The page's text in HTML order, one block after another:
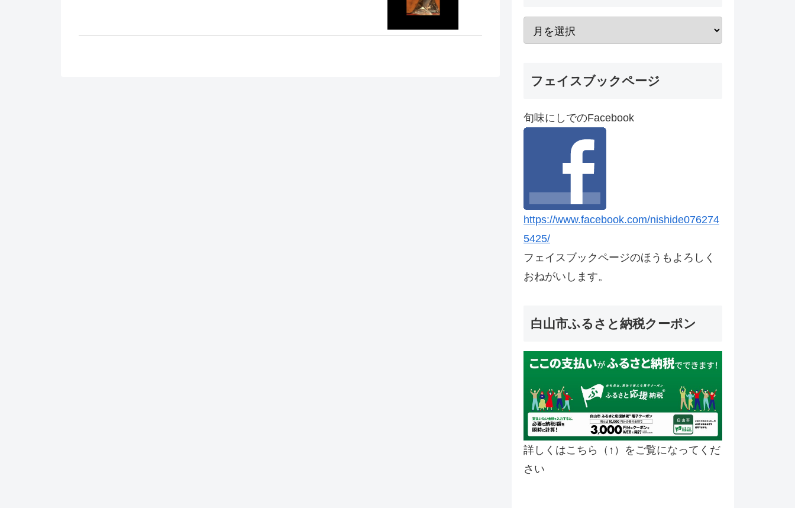
フェイスブックページ
旬味にしでのFacebook
https://www.facebook.com/nishide076274
5425/
フェイスブックページのほうもよろしく
おねがいします。
白山市ふるさと納税クーポン
詳しくはこちら（↑）をご覧になってくだ
さい